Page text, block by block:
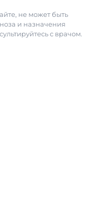
не может быть
и назначения
с врачом.